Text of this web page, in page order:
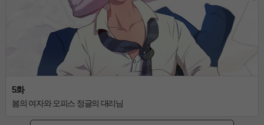
5화
봄의 여자와 오피스 정글의 대리님